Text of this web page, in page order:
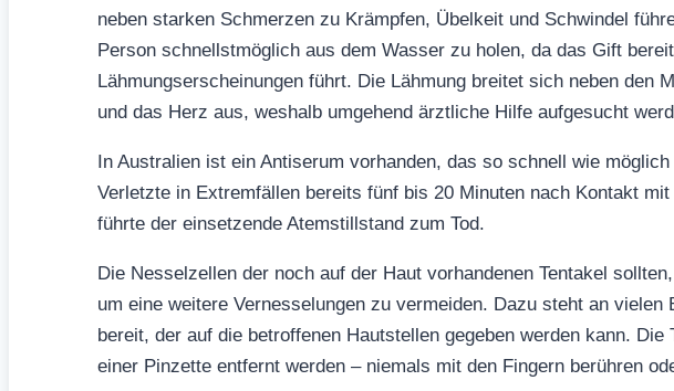
neben starken Schmerzen zu Krämpfen, Übelkeit und Schwindel
Person schnellstmöglich aus dem Wasser zu holen, da das Gift
Lähmungserscheinungen führt. Die Lähmung breitet sich neben den
und das Herz aus, weshalb umgehend ärztliche Hilfe aufgesucht
In Australien ist ein Antiserum vorhanden, das so schnell wie
Verletzte in Extremfällen bereits fünf bis 20 Minuten nach Kontakt
führte der einsetzende Atemstillstand zum Tod.
Die Nesselzellen der noch auf der Haut vorhandenen Tentakel
um eine weitere Vernesselungen zu vermeiden. Dazu steht an vielen
bereit, der auf die betroffenen Hautstellen gegeben werden kann.
einer Pinzette entfernt werden – niemals mit den Fingern berühren